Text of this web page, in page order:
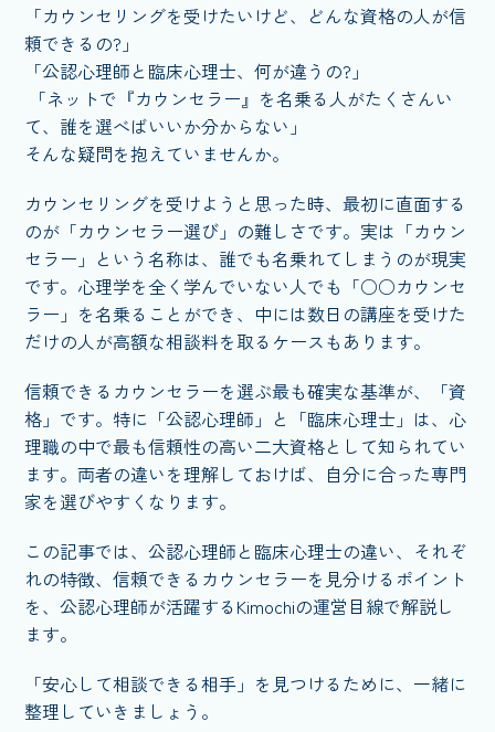
「カウンセリングを受けたいけど、どんな資格の人が信
頼できるの?」
「公認心理師と臨床心理士、何が違うの?」
「ネットで『カウンセラー』を名乗る人がたくさんい
て、誰を選べばいいか分からない」
そんな疑問を抱えていませんか。
カウンセリングを受けようと思った時、最初に直面する
のが「カウンセラー選び」の難しさです。実は「カウン
セラー」という名称は、誰でも名乗れてしまうのが現実
です。心理学を全く学んでいない人でも「○○カウンセ
ラー」を名乗ることができ、中には数日の講座を受けた
だけの人が高額な相談料を取るケースもあります。
信頼できるカウンセラーを選ぶ最も確実な基準が、「資
格」です。特に「公認心理師」と「臨床心理士」は、心
理職の中で最も信頼性の高い二大資格として知られてい
ます。両者の違いを理解しておけば、自分に合った専門
家を選びやすくなります。
この記事では、公認心理師と臨床心理士の違い、それぞ
れの特徴、信頼できるカウンセラーを見分けるポイント
を、公認心理師が活躍するKimochiの運営目線で解説し
ます。
「安心して相談できる相手」を見つけるために、一緒に
整理していきましょう。